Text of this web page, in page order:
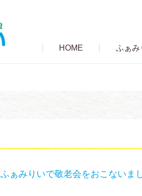
HOME ふぁみ
ふぁみりいで敬老会をおこないま